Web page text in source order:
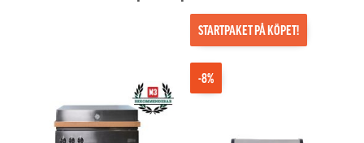
-8%
STARTPAKET PÅ KÖPET!